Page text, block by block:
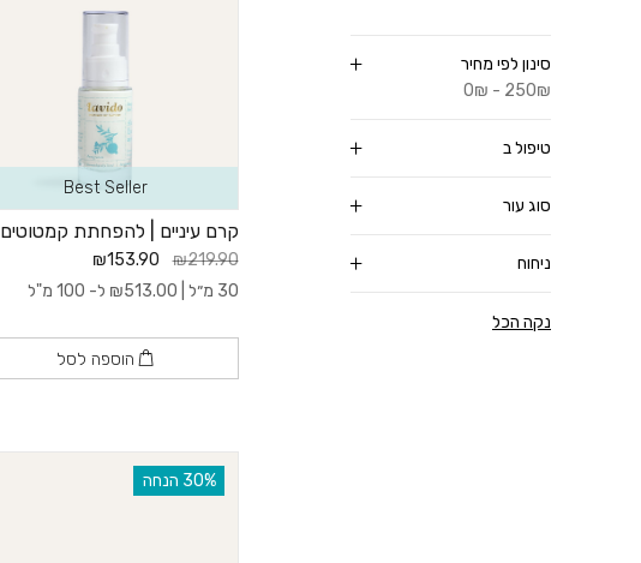
סינון לפי מחיר
0₪ - 250₪
טיפול ב
סוג עור
ניחוח
נקה הכל
Best Seller
קרם עיניים | להפחתת קמטוטים
₪219.90
₪153.90
30 מ״ל |
₪513.00 ל- 100 מ"ל
הוספה לסל
‫30% הנחה